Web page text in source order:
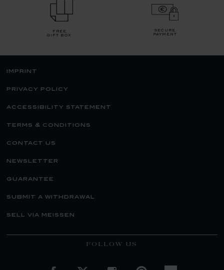
free
gift box
secure
payment
imprint
privacy policy
accessibility statement
terms & conditions
contact us
newsletter
guarantee
submit a withdrawal
sell via meissen
FOLLOW US